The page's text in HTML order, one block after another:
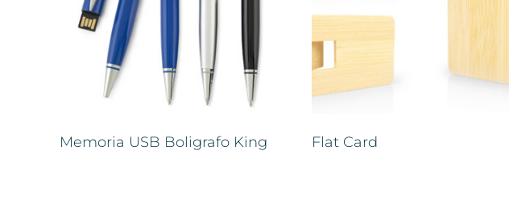
Memoria USB Boligrafo King Flat Card